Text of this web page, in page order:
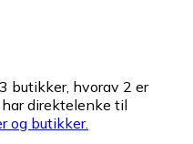
butikker, hvorav 2 er
direktelenke til
og butikker.